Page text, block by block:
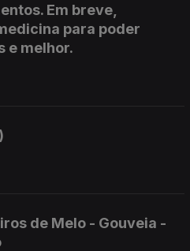
Em breve,
para poder
e melhor.
de Melo - Gouveia -